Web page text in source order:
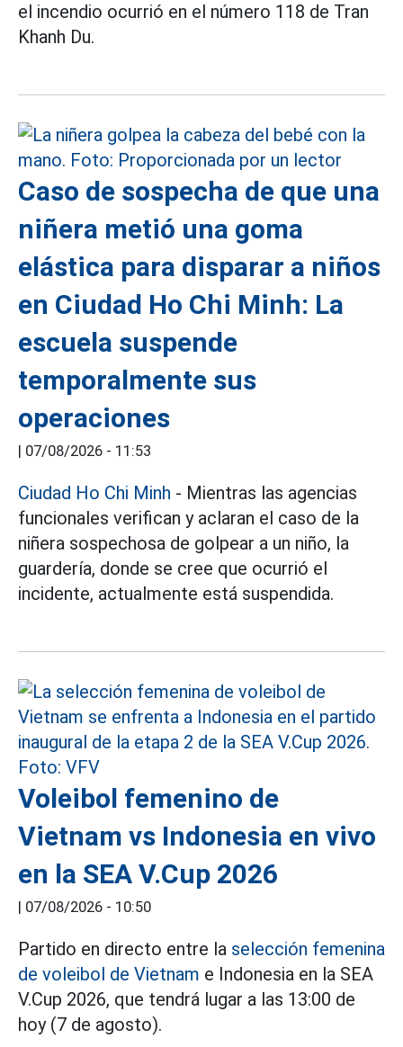
el incendio ocurrió en el número 118 de Tran
Khanh Du.
Caso de sospecha de que una
niñera metió una goma
elástica para disparar a niños
en Ciudad Ho Chi Minh: La
escuela suspende
temporalmente sus
operaciones
07/08/2026 - 11:53
Ciudad Ho Chi Minh - Mientras las agencias
funcionales verifican y aclaran el caso de la
niñera sospechosa de golpear a un niño, la
guardería, donde se cree que ocurrió el
incidente, actualmente está suspendida.
Voleibol femenino de
Vietnam vs Indonesia en vivo
en la SEA V.Cup 2026
07/08/2026 - 10:50
Partido en directo entre la selección femenina
de voleibol de Vietnam e Indonesia en la SEA
V.Cup 2026, que tendrá lugar a las 13:00 de
hoy (7 de agosto).